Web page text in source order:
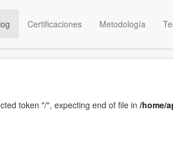
Educación
Certificaciones Metodología
token "/", expecting end of file in /home/